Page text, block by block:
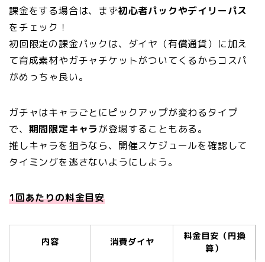
課金をする場合は、まず初心者パックやデイリーパス
をチェック！
初回限定の課金パックは、ダイヤ（有償通貨）に加え
て育成素材やガチャチケットがついてくるからコスパ
がめっちゃ良い。
ガチャはキャラごとにピックアップが変わるタイプ
で、 期間限定キャラ が登場することもある。
推しキャラを狙うなら、開催スケジュールを確認して
タイミングを逃さないようにしよう。
1回あたりの料金目安
内容 消費ダイヤ
料金目安（円換
算）